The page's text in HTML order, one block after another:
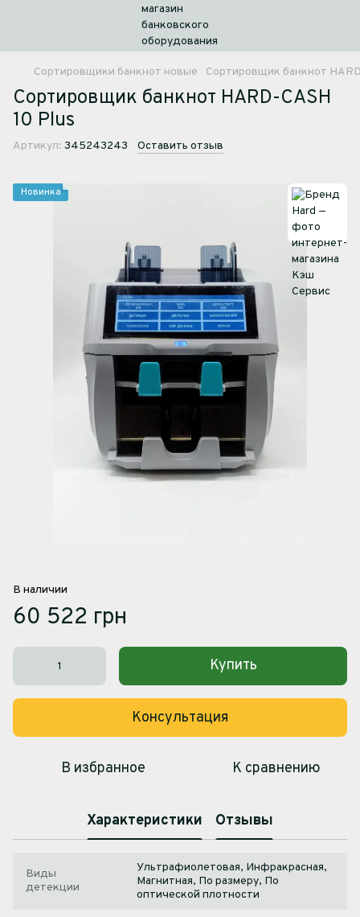
Сортировщики банкнот новые Сортировщик банкнот
Сортировщик банкнот HARD-CASH
10 Plus
Артикул: 345243243 Оставить отзыв
Новинка
В наличии
60 522 грн
Купить
Консультация
В избранное К сравнению
Характеристики Отзывы
Виды
детекции
Ультрафиолетовая, Инфракрасная,
Магнитная, По размеру, По
оптической плотности